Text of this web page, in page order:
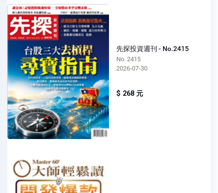
先探投資週刊 - No.2415
No. 2415
2026-07-30
$ 268 元